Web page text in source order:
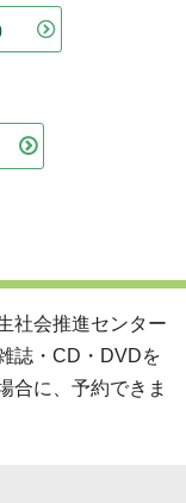
社会推進センター
誌・CD・DVDを
合に、予約できま